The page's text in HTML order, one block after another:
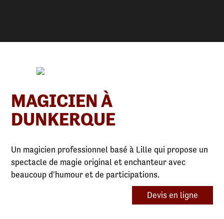
MAGICIEN À
DUNKERQUE
Un magicien professionnel basé à Lille qui propose un
spectacle de magie original et enchanteur avec
beaucoup d'humour et de participations.
Devis en ligne